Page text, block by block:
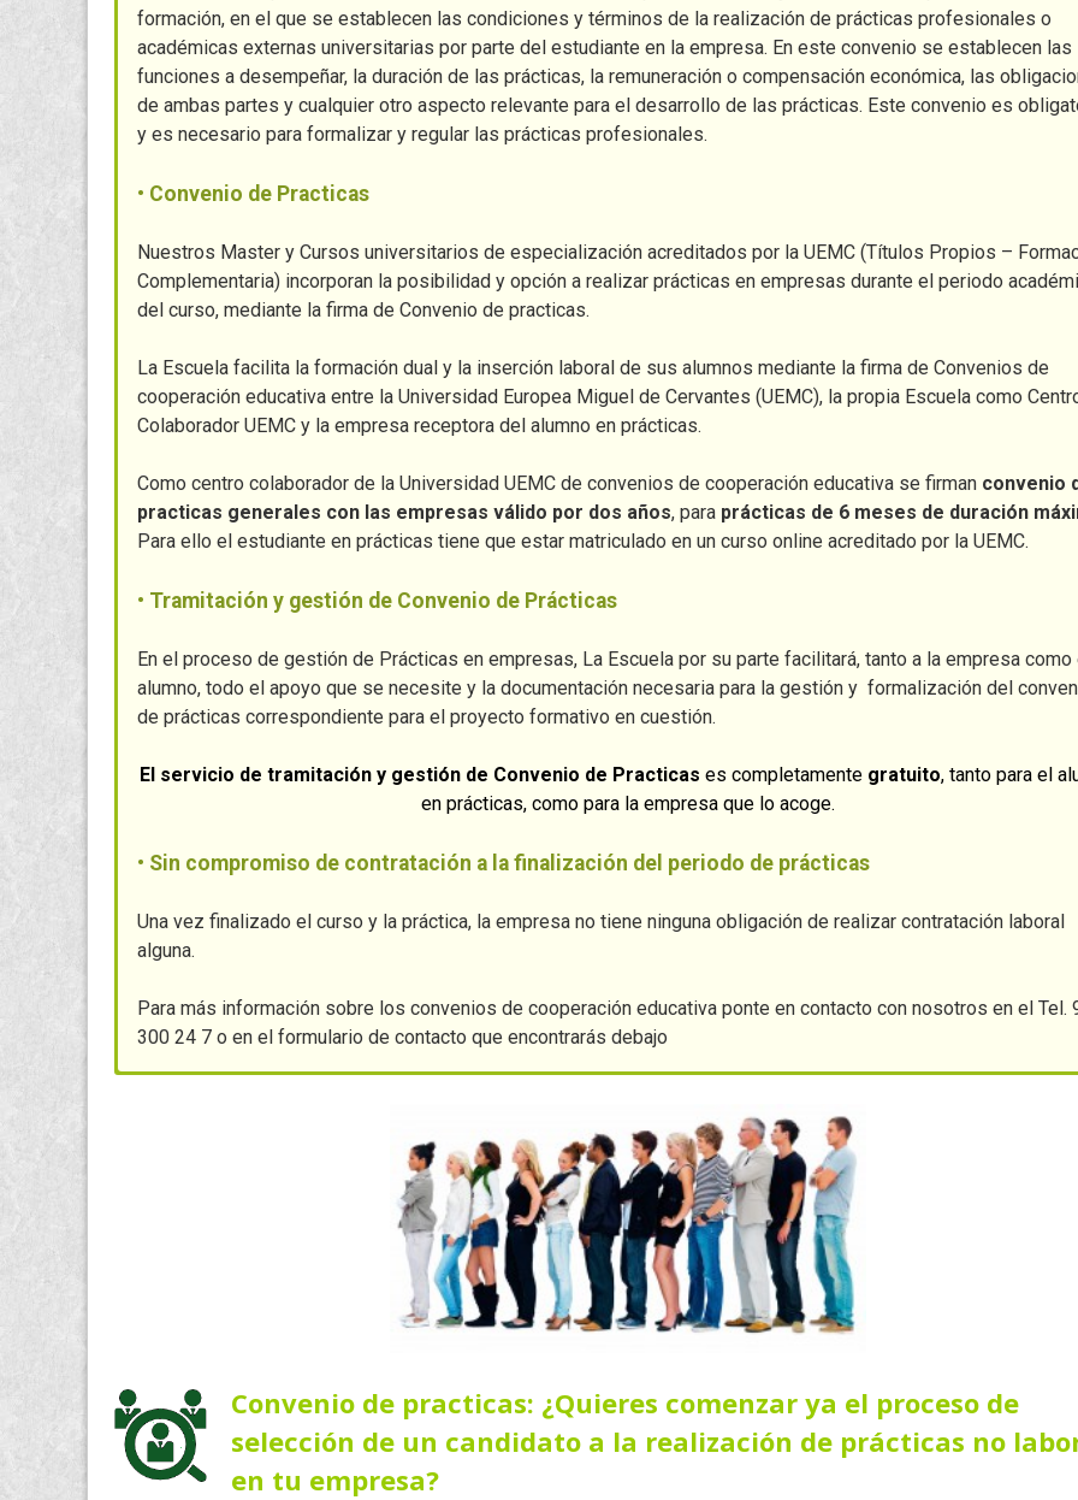
formación, en el que se establecen las condiciones y términos de la realización de prácticas profesionales o
académicas externas universitarias por parte del estudiante en la empresa. En este convenio se establecen las
funciones a desempeñar, la duración de las prácticas, la remuneración o compensación económica, las
de ambas partes y cualquier otro aspecto relevante para el desarrollo de las prácticas. Este convenio es
y es necesario para formalizar y regular las prácticas profesionales.
• Convenio de Practicas
Nuestros Master y Cursos universitarios de especialización acreditados por la UEMC (Títulos Propios –
Complementaria) incorporan la posibilidad y opción a realizar prácticas en empresas durante el periodo
del curso, mediante la firma de Convenio de practicas.
La Escuela facilita la formación dual y la inserción laboral de sus alumnos mediante la firma de Convenios de
cooperación educativa entre la Universidad Europea Miguel de Cervantes (UEMC), la propia Escuela como
Colaborador UEMC y la empresa receptora del alumno en prácticas.
Como centro colaborador de la Universidad UEMC de convenios de cooperación educativa se firman convenio
practicas generales con las empresas válido por dos años, para prácticas de 6 meses de duración
Para ello el estudiante en prácticas tiene que estar matriculado en un curso online acreditado por la UEMC.
• Tramitación y gestión de Convenio de Prácticas
En el proceso de gestión de Prácticas en empresas, La Escuela por su parte facilitará, tanto a la empresa como
alumno, todo el apoyo que se necesite y la documentación necesaria para la gestión y formalización del
de prácticas correspondiente para el proyecto formativo en cuestión.
El servicio de tramitación y gestión de Convenio de Practicas es completamente gratuito, tanto para el
en prácticas, como para la empresa que lo acoge.
• Sin compromiso de contratación a la finalización del periodo de prácticas
Una vez finalizado el curso y la práctica, la empresa no tiene ninguna obligación de realizar contratación laboral
alguna.
Para más información sobre los convenios de cooperación educativa ponte en contacto con nosotros en el Tel.
300 24 7 o en el formulario de contacto que encontrarás debajo
Convenio de practicas: ¿Quieres comenzar ya el proceso de
selección de un candidato a la realización de prácticas no
en tu empresa?